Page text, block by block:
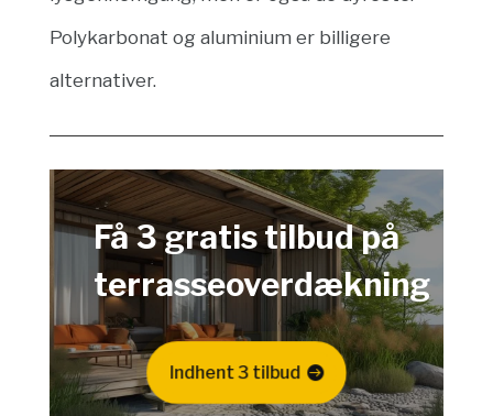
Polykarbonat og aluminium er billigere
alternativer.
Få 3 gratis tilbud på
terrasseoverdækning
Indhent 3 tilbud